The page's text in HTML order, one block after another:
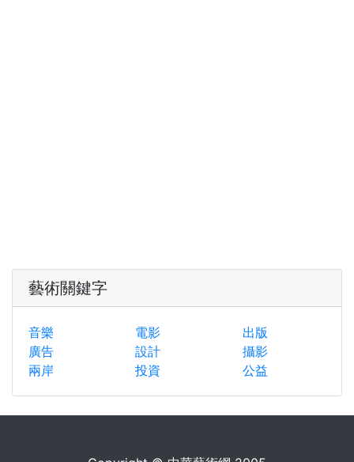
藝術關鍵字
音樂 電影
出版
廣告
設計
攝影
兩岸
投資 公益